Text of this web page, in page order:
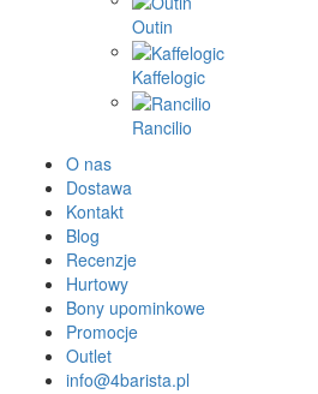
Outin
Kaffelogic
Rancilio
O nas
Dostawa
Kontakt
Blog
Recenzje
Hurtowy
Bony upominkowe
Promocje
Outlet
info@4barista.pl